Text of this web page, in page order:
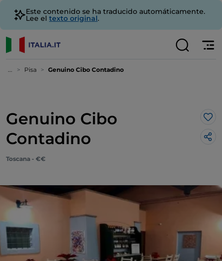
Este contenido se ha traducido automáticamente.
Lee el texto original.
... Pisa Genuino Cibo Contadino
Genuino Cibo
Contadino
Me
Toscana - €€